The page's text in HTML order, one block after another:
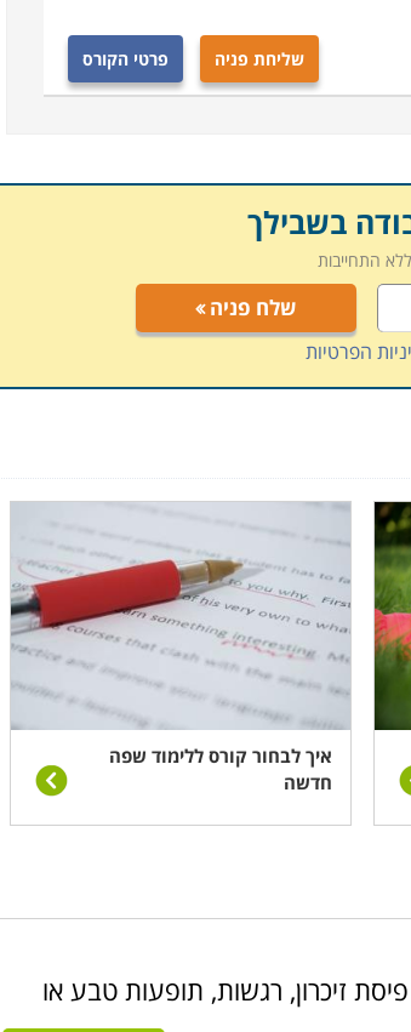
שליחת פניה פרטי הקורס
בשבילך
התחייבות
שלח פניה
הפרטיות
איך לבחור קורס ללימוד שפה
חדשה
זיכרון, רגשות, תופעות טבע או